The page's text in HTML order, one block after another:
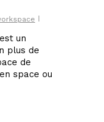
un
plus de
de
space ou